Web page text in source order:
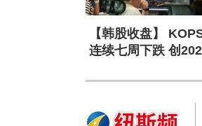
【韩股收盘】
连续七周下跌 创